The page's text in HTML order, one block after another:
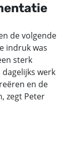
de volgende
indruk was
sterk
werk
en de
zegt Peter